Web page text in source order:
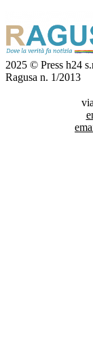
2025 © Press h24
Ragusa n. 1/2013